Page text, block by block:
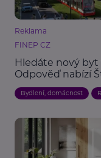
Reklama
FINEP CZ
Hledáte nový byt
Odpověď nabízí
Bydlení, domácnost